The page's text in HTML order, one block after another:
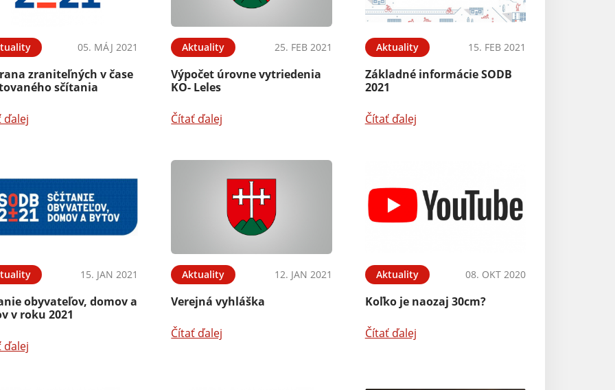
05. MÁJ 2021
zraniteľných v čase
sčítania
ďalej
Aktuality 25. FEB 2021
Výpočet úrovne vytriedenia
KO- Leles
Čítať ďalej
Aktuality 15. FEB 2021
Základné informácie SODB
2021
Čítať ďalej
15. JAN 2021
obyvateľov, domov a
v roku 2021
ďalej
Aktuality 12. JAN 2021
Verejná vyhláška
Čítať ďalej
Aktuality 08. OKT 2020
Koľko je naozaj 30cm?
Čítať ďalej